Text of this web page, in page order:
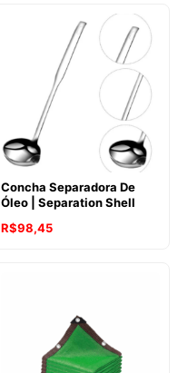
preço:
R$97,00
através
R$137,00
Concha Separadora De
Óleo | Separation Shell
R$98,45